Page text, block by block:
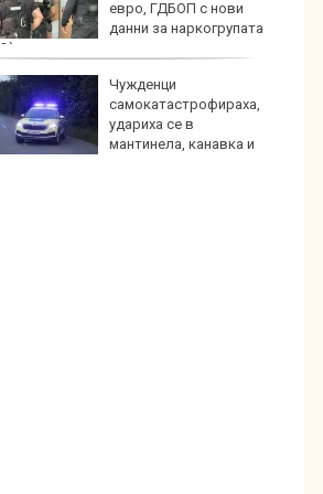
евро, ГДБОП с нови
данни за наркогрупата
Чужденци
самокатастрофираха,
удариха се в
мантинела, канавка и